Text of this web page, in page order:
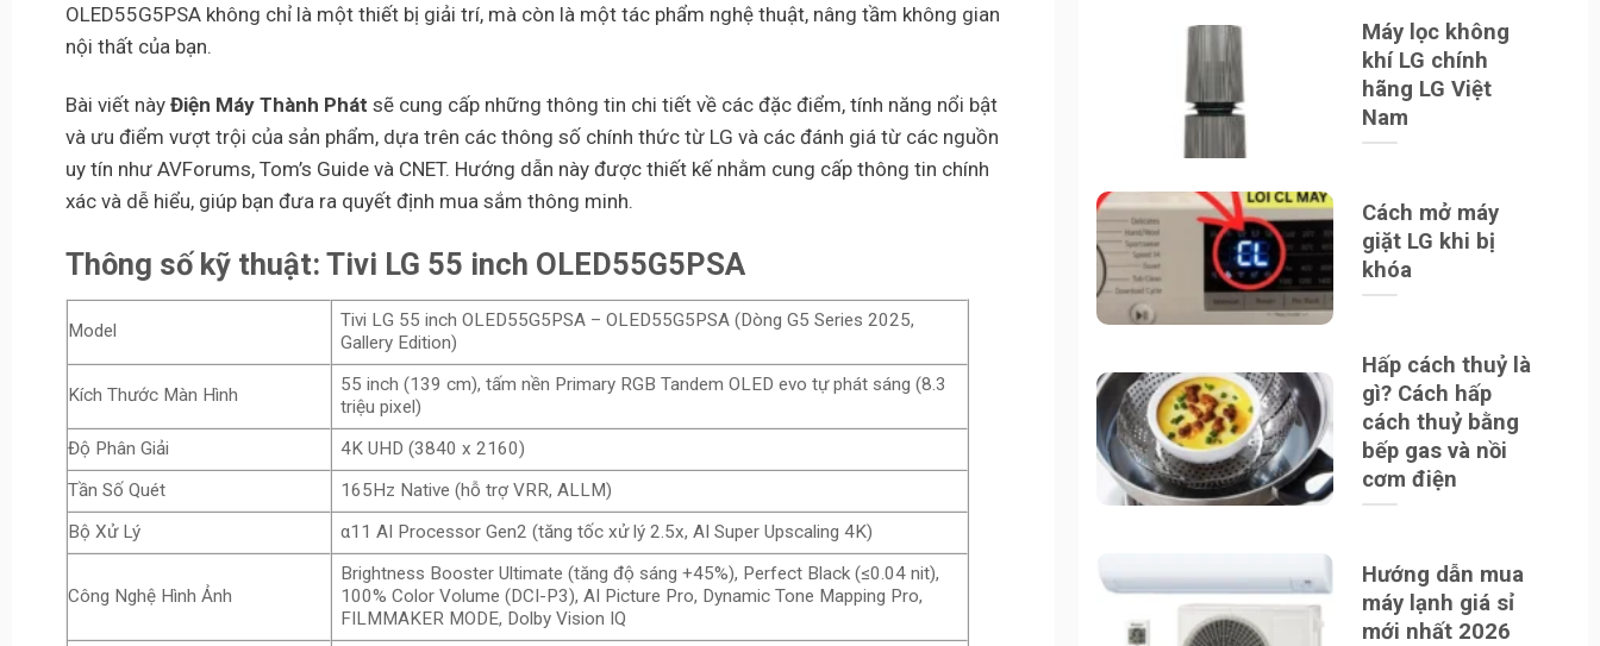
OLED55G5PSA không chỉ là một thiết bị giải trí, mà còn là một tác phẩm nghệ thuật, nâng tầm không gian
nội thất của bạn.
Bài viết này Điện Máy Thành Phát sẽ cung cấp những thông tin chi tiết về các đặc điểm, tính năng nổi bật
và ưu điểm vượt trội của sản phẩm, dựa trên các thông số chính thức từ LG và các đánh giá từ các nguồn
uy tín như AVForums, Tom’s Guide và CNET. Hướng dẫn này được thiết kế nhằm cung cấp thông tin chính
xác và dễ hiểu, giúp bạn đưa ra quyết định mua sắm thông minh.
Thông số kỹ thuật: Tivi LG 55 inch OLED55G5PSA
Model
Tivi LG 55 inch OLED55G5PSA – OLED55G5PSA (Dòng G5 Series 2025,
Gallery Edition)
Kích Thước Màn Hình
55 inch (139 cm), tấm nền Primary RGB Tandem OLED evo tự phát sáng (8.3
triệu pixel)
Độ Phân Giải
4K UHD (3840 x 2160)
Tần Số Quét
165Hz Native (hỗ trợ VRR, ALLM)
Bộ Xử Lý
α11 AI Processor Gen2 (tăng tốc xử lý 2.5x, AI Super Upscaling 4K)
Công Nghệ Hình Ảnh
Brightness Booster Ultimate (tăng độ sáng +45%), Perfect Black (≤0.04 nit),
100% Color Volume (DCI-P3), AI Picture Pro, Dynamic Tone Mapping Pro,
FILMMAKER MODE, Dolby Vision IQ
Máy lọc không
khí LG chính
hãng LG Việt
Nam
Cách mở máy
giặt LG khi bị
khóa
Hấp cách thuỷ là
gì? Cách hấp
cách thuỷ bằng
bếp gas và nồi
cơm điện
Hướng dẫn mua
máy lạnh giá sỉ
mới nhất 2026